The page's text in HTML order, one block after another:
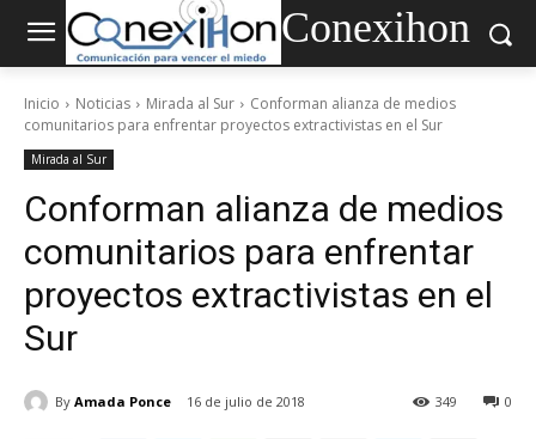
Conexihon
Inicio Noticias Mirada al Sur
Conforman alianza de medios
comunitarios para enfrentar proyectos extractivistas en el Sur
Mirada al Sur
Conforman alianza de medios
comunitarios para enfrentar
proyectos extractivistas en el
Sur
By Amada Ponce 16 de julio de 2018 0
349